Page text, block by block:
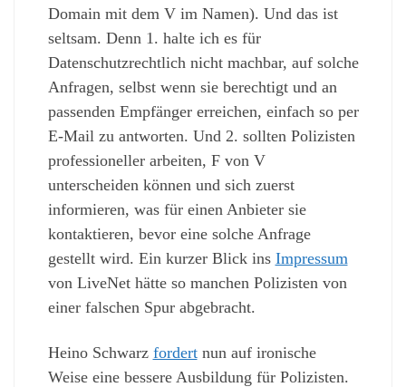
Domain mit dem V im Namen). Und das ist
seltsam. Denn 1. halte ich es für
Datenschutzrechtlich nicht machbar, auf solche
Anfragen, selbst wenn sie berechtigt und an
passenden Empfänger erreichen, einfach so per
E-Mail zu antworten. Und 2. sollten Polizisten
professioneller arbeiten, F von V
unterscheiden können und sich zuerst
informieren, was für einen Anbieter sie
kontaktieren, bevor eine solche Anfrage
gestellt wird. Ein kurzer Blick ins Impressum
von LiveNet hätte so manchen Polizisten von
einer falschen Spur abgebracht.
Heino Schwarz fordertnun auf ironische
Weise eine bessere Ausbildung für Polizisten.